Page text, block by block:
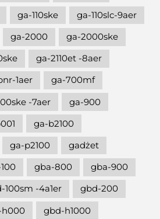
ga-110ske
ga-110slc-9aer
ga-2000
ga-2000ske
ga-2110et -8aer
1aer
ga-700mf
-7aer
ga-900
ga-b2100
ga-p2100
gadżet
gba-800
gba-900
100sm -4a1er
gbd-200
gbd-h1000